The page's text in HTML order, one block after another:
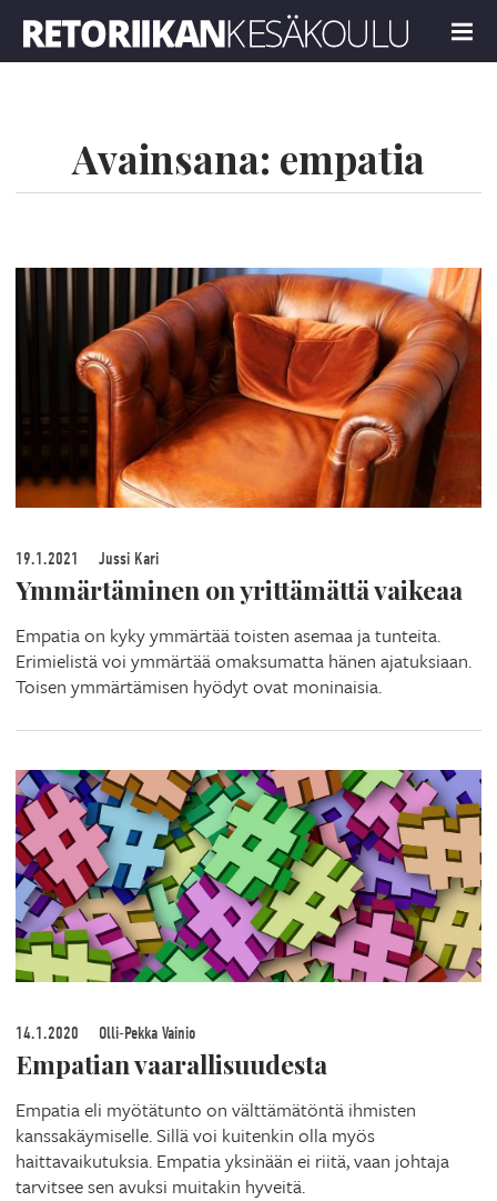
MENU
Avainsana: empatia
19.1.2021 Jussi Kari
Ymmärtäminen on yrittämättä vaikeaa
Empatia on kyky ymmärtää toisten asemaa ja tunteita.
Erimielistä voi ymmärtää omaksumatta hänen ajatuksiaan.
Toisen ymmärtämisen hyödyt ovat moninaisia.
14.1.2020 Olli-Pekka Vainio
Empatian vaarallisuudesta
Empatia eli myötätunto on välttämätöntä ihmisten
kanssakäymiselle. Sillä voi kuitenkin olla myös
haittavaikutuksia. Empatia yksinään ei riitä, vaan johtaja
tarvitsee sen avuksi muitakin hyveitä.